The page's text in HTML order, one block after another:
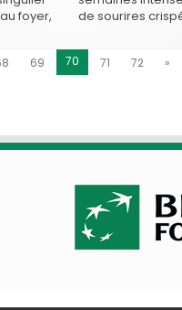
foyer,
de sourires
c’est le film
remporté le
69 70 71 72 »